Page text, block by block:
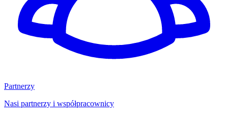
Partnerzy
Nasi partnerzy i współpracownicy